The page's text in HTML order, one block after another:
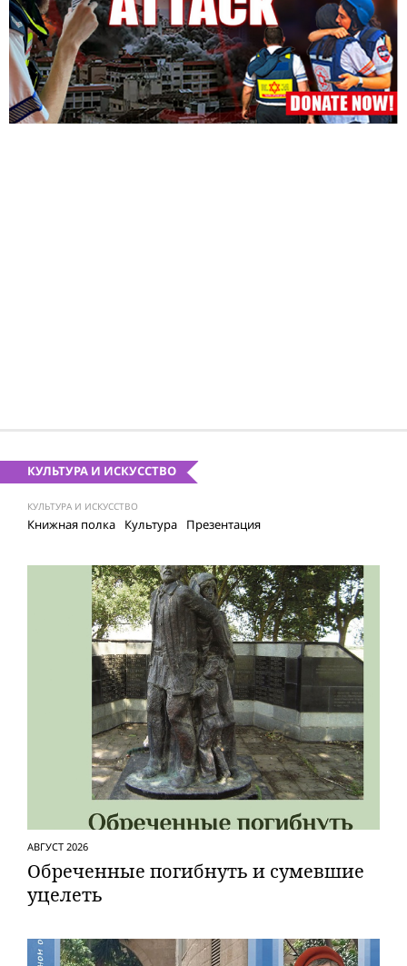
КУЛЬТУРА И ИСКУССТВО
КУЛЬТУРА И ИСКУССТВО
Книжная полка Культура Презентация
АВГУСТ 2026
Обреченные погибнуть и сумевшие
уцелеть